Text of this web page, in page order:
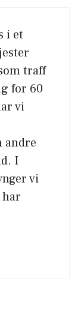
i et
traff
for 60
vi
andre
I
vi